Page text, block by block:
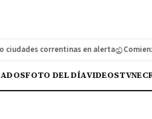
correntinas en alerta
FOTO DEL DÍAVIDEOSTV